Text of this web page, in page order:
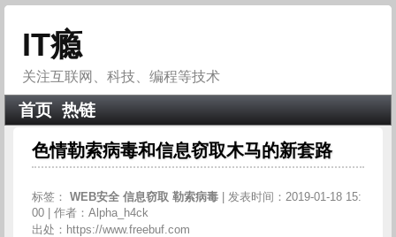
IT瘾
关注互联网、科技、编程等技术
首页 热链
色情勒索病毒和信息窃取木马的新套路
标签： WEB安全 信息窃取 勒索病毒
| 发表时间：2019-01-18 15:
00 | 作者：Alpha_h4ck
出处：https://www.freebuf.com